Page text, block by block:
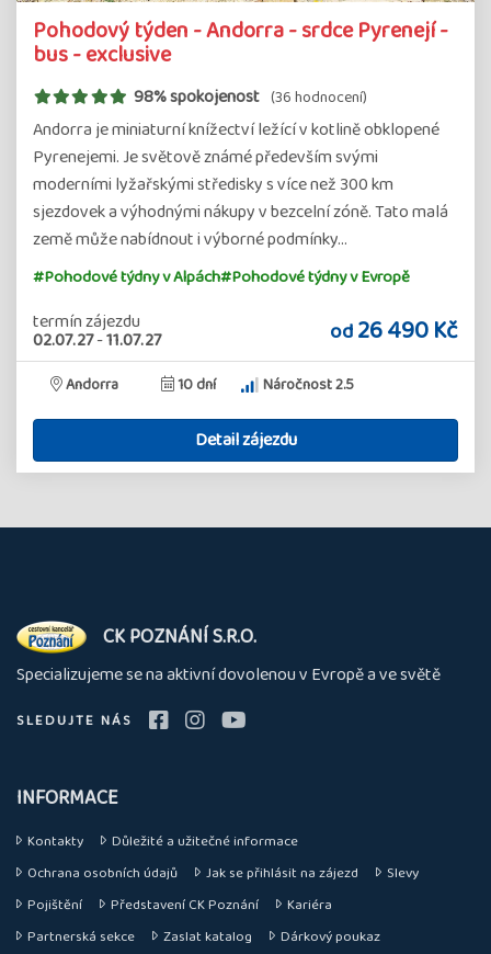
Pohodový týden - Andorra - srdce Pyrenejí -
bus - exclusive
98% spokojenost (36 hodnocení)
Andorra je miniaturní knížectví ležící v kotlině obklopené
Pyrenejemi. Je světově známé především svými
moderními lyžařskými středisky s více než 300 km
sjezdovek a výhodnými nákupy v bezcelní zóně. Tato malá
země může nabídnout i výborné podmínky…
#Pohodové týdny v Alpách#Pohodové týdny v Evropě
termín zájezdu
02.07.27-11.07.27 od26 490 Kč
Andorra 10 dní Náročnost 2.5
Detail zájezdu
O
nás
CK POZNÁNÍ S.R.O.
Specializujeme se na aktivní dovolenou v Evropě a ve světě
SLEDUJTE NÁS
INFORMACE
Kontakty
Důležité a užitečné informace
Ochrana osobních údajů
Jak se přihlásit na zájezd
Slevy
Pojištění
Představení CK Poznání
Kariéra
Partnerská sekce
Zaslat katalog Dárkový poukaz